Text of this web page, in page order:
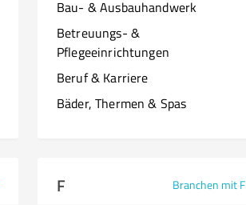
Bau- & Ausbauhandwerk
Betreuungs- &
Pflegeeinrichtungen
Beruf & Karriere
Bäder, Thermen & Spas
F Branchen mit F